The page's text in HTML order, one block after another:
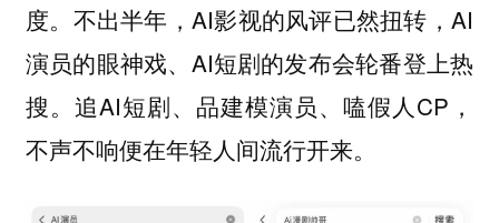
度。不出半年，AI影视的风评已然扭转，AI
演员的眼神戏、AI短剧的发布会轮番登上热
搜。追AI短剧、品建模演员、嗑假人CP，
不声不响便在年轻人间流行开来。